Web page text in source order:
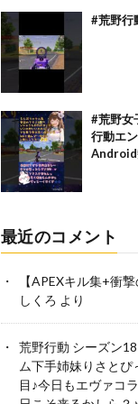
#荒野行
#荒野女
行動エ
Android
最近のコメント
【APEXキル集+衝
しくろ より
荒野行動 シーズン
ム下手姉妹りさとぴ
目♪今日もエヴァコ